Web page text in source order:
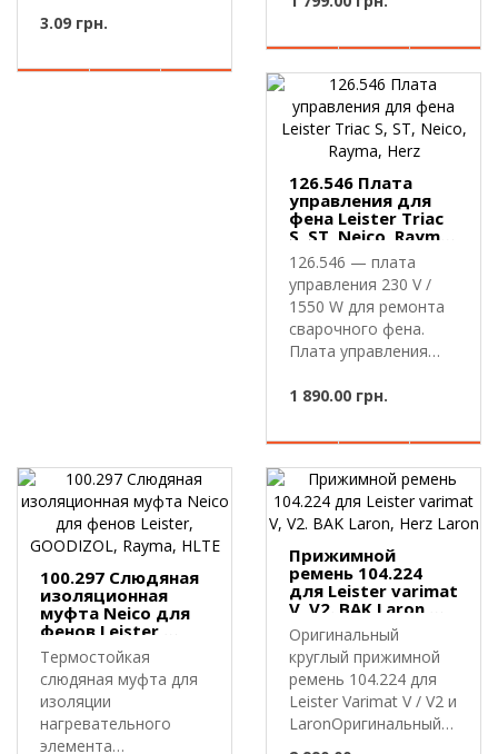
3.09 грн.
126.546 Плата
управления для
фена Leister Triac
S, ST, Neico, Rayma,
Herz
126.546 — плата
управления 230 V /
1550 W для ремонта
сварочного фена.
Плата управления
1 890.00 грн.
100.297 Слюдяная
изоляционная
муфта Neico для
фенов Leister,
GOODIZOL, Rayma,
HLTE
Термостойкая
слюдяная муфта для
изоляции
нагревательного
элемента
Прижимной
ремень 104.224
для Leister varimat
V, V2. BAK Laron,
Herz Laron
Оригинальный
круглый прижимной
ремень 104.224 для
Leister Varimat V / V2 и
LaronОригинальный